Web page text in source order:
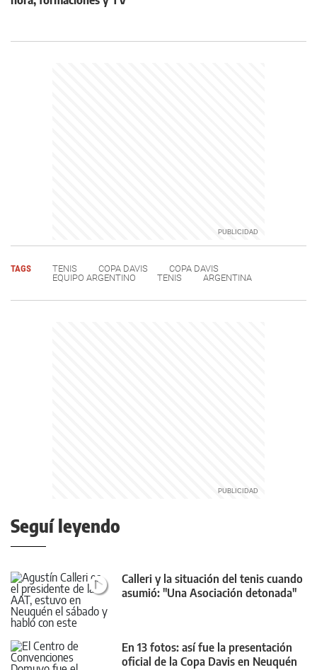
TAGS TENIS COPA DAVIS
COPA DAVIS
EQUIPO ARGENTINO
TENIS ARGENTINA
Seguí leyendo
Calleri y la situación del tenis cuando
asumió: "Una Asociación detonada"
En 13 fotos: así fue la presentación
oficial de la Copa Davis en Neuquén